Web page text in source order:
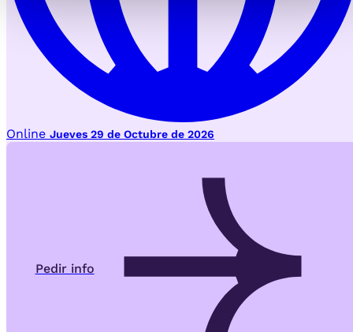
Online Jueves 29 de Octubre de 2026
Pedir info